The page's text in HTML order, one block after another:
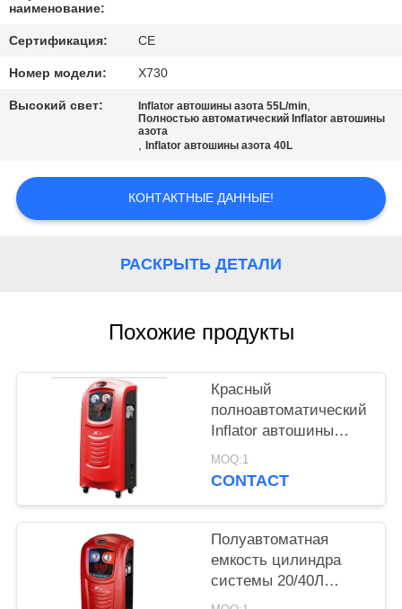
СПРОСИТЕ
ЦИТАТУ
PRIVACY
наименование:
Сертификация: CE
Номер модели: X730
Высокий свет: Inflator автошины азота 55L/min,
Полностью автоматический Inflator автошины
азота
, Inflator автошины азота 40L
КОНТАКТНЫЕ ДАННЫЕ!
РАСКРЫТЬ ДЕТАЛИ
Похожие продукты
Красный
полноавтоматический
Inflator автошины
азота для
автомобилей и мини
MOQ:1
CONTACT
Полуавтоматная
емкость цилиндра
системы 20/40Л
вакуума оружия